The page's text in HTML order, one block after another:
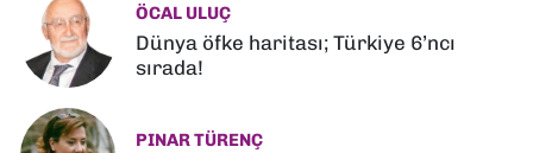
ÖCAL ULUÇ
Dünya öfke haritası; Türkiye 6’ncı
sırada!
PINAR TÜRENÇ